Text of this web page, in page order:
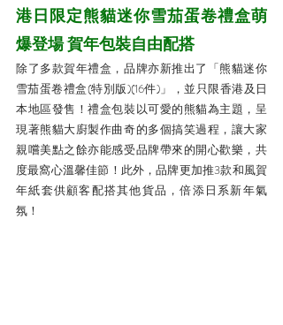
港日限定熊貓迷你雪茄蛋卷禮盒萌
爆登場 賀年包裝自由配搭
除了多款賀年禮盒，品牌亦新推出了「熊貓迷你
雪茄蛋卷禮盒(特別版)(16件)」，並只限香港及日
本地區發售！禮盒包裝以可愛的熊貓為主題，呈
現著熊貓大廚製作曲奇的多個搞笑過程，讓大家
親嚐美點之餘亦能感受品牌帶來的開心歡樂，共
度最窩心溫馨佳節！此外，品牌更加推3款和風賀
年紙套供顧客配搭其他貨品，倍添日系新年氣
氛！